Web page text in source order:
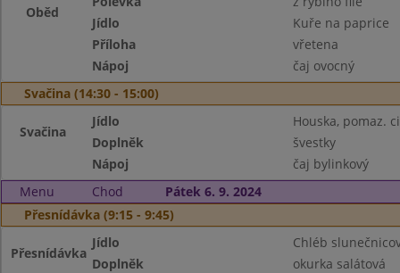
Oběd
Jídlo
Kuře na paprice
Příloha
vřetena
Nápoj
čaj ovocný
Svačina (14:30 - 15:00)
Svačina
Jídlo
Houska, pomaz.
Doplněk
švestky
Nápoj
čaj bylinkový
Menu
Chod
Pátek 6. 9. 2024
Přesnídávka (9:15 - 9:45)
Přesnídávka
Jídlo
Chléb
Doplněk
okurka salátová